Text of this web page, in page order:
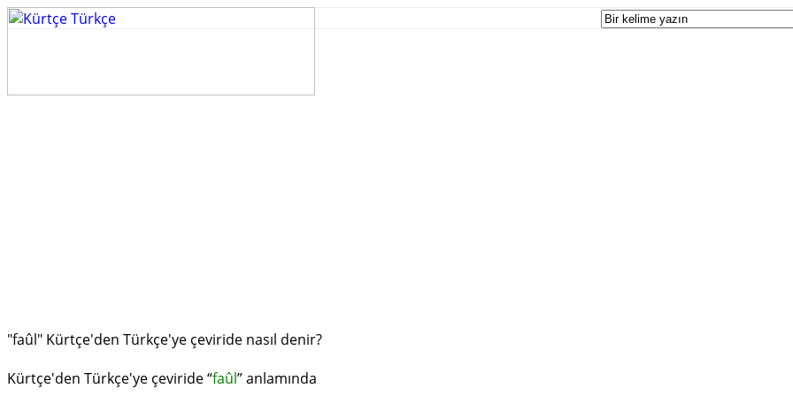
"faûl" Kürtçe'den Türkçe'ye çeviride nasıl denir?
Kürtçe'den Türkçe'ye çeviride “faûl” anlamında